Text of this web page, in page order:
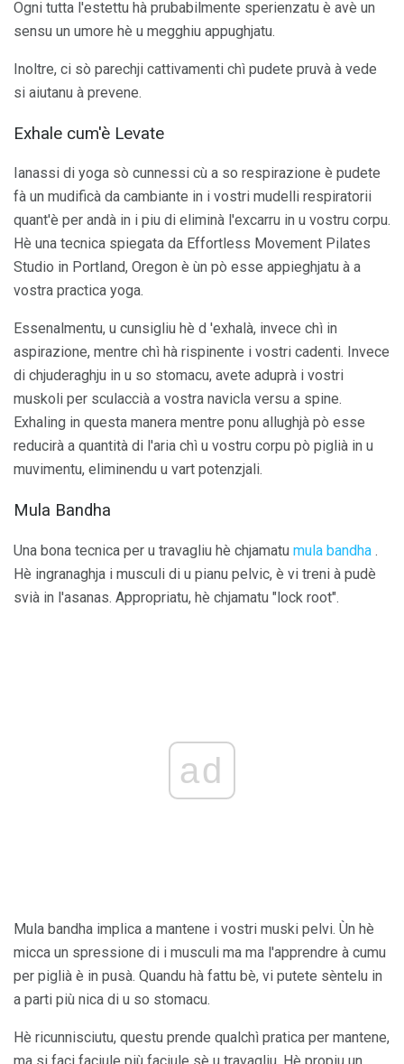
Ogni tutta l'estettu hà prubabilmente sperienzatu è avè un
sensu un umore hè u megghiu appughjatu.
Inoltre, ci sò parechji cattivamenti chì pudete pruvà à vede
si aiutanu à prevene.
Exhale cum'è Levate
Ianassi di yoga sò cunnessi cù a so respirazione è pudete
fà un mudificà da cambiante in i vostri mudelli respiratorii
quant'è per andà in i piu di eliminà l'excarru in u vostru corpu.
Hè una tecnica spiegata da Effortless Movement Pilates
Studio in Portland, Oregon è ùn pò esse appieghjatu à a
vostra practica yoga.
Essenalmentu, u cunsigliu hè d 'exhalà, invece chì in
aspirazione, mentre chì hà rispinente i vostri cadenti. Invece
di chjuderaghju in u so stomacu, avete aduprà i vostri
muskoli per sculaccià a vostra navicla versu a spine.
Exhaling in questa manera mentre ponu allughjà pò esse
reducirà a quantità di l'aria chì u vostru corpu pò piglià in u
muvimentu, eliminendu u vart potenzjali.
Mula Bandha
Una bona tecnica per u travagliu hè chjamatu mula bandha .
Hè ingranaghja i musculi di u pianu pelvic, è vi treni à pudè
svià in l'asanas. Appropriatu, hè chjamatu "lock root".
ad
Mula bandha implica a mantene i vostri muski pelvi. Ùn hè
micca un spressione di i musculi ma ma l'apprendre à cumu
per piglià è in pusà. Quandu hà fattu bè, vi putete sèntelu in
a parti più nica di u so stomacu.
Hè ricunnisciutu, questu prende qualchì pratica per mantene,